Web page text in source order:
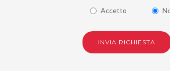
Accetto
INVIA RICHIESTA